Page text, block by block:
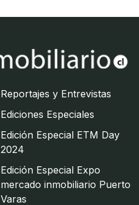
Reportajes y Entrevistas
Ediciones Especiales
Edición Especial ETM Day
2024
Edición Especial Expo
mercado inmobiliario Puerto
Varas